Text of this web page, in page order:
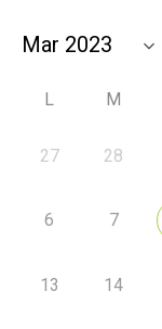
L M
27 28
6 7
13 14